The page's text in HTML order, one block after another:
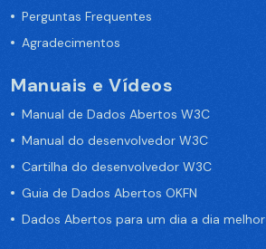
Perguntas Frequentes
Agradecimentos
Manuais e Vídeos
Manual de Dados Abertos W3C
Manual do desenvolvedor W3C
Cartilha do desenvolvedor W3C
Guia de Dados Abertos OKFN
Dados Abertos para um dia a dia melhor